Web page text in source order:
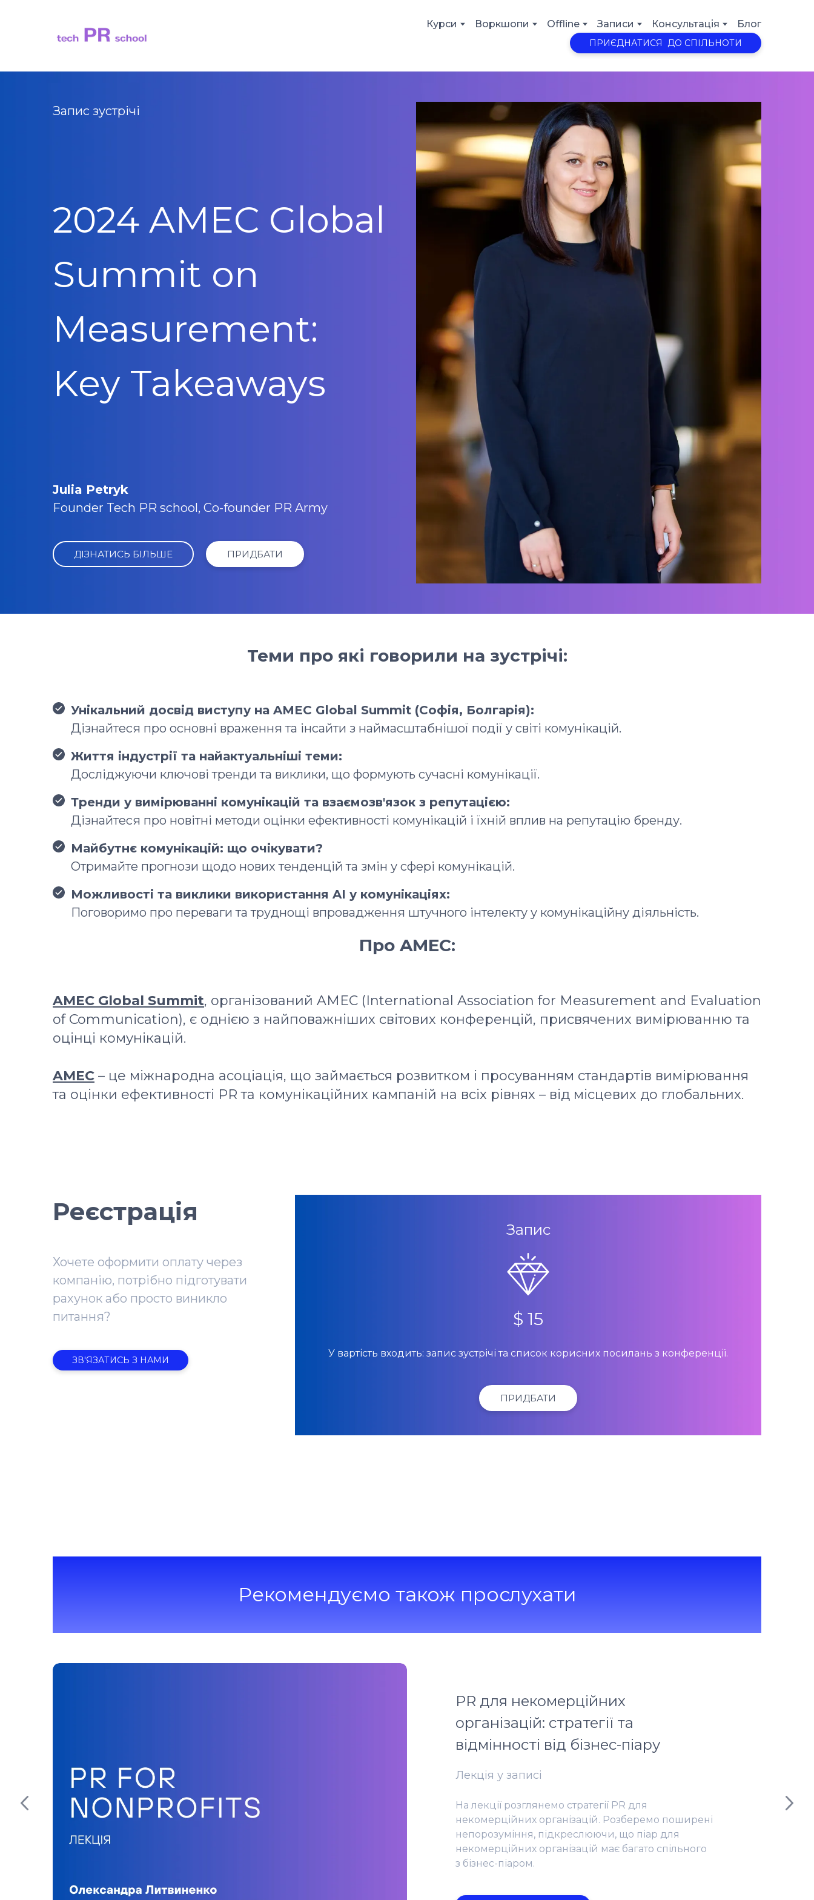
Курси Воркшопи Offline Записи Консультація Блог
ПРИЄДНАТИСЯ ДО СПІЛЬНОТИ
Запис зустрічі
2024 AMEC Global
Summit on
Measurement:
Key Takeaways
Julia Petryk
Founder Tech PR school, Co-founder PR Army
ДІЗНАТИСЬ БІЛЬШЕ ПРИДБАТИ
Теми про які говорили на зустрічі:
Унікальний досвід виступу на AMEC Global Summit (Софія, Болгарія):
Дізнайтеся про основні враження та інсайти з наймасштабнішої події у світі комунікацій.
Життя індустрії та найактуальніші теми:
Досліджуючи ключові тренди та виклики, що формують сучасні комунікації.
Тренди у вимірюванні комунікацій та взаємозв'язок з репутацією:
Дізнайтеся про новітні методи оцінки ефективності комунікацій і їхній вплив на репутацію бренду.
Майбутнє комунікацій: що очікувати?
Отримайте прогнози щодо нових тенденцій та змін у сфері комунікацій.
Можливості та виклики використання AI у комунікаціях:
Поговоримо про переваги та труднощі впровадження штучного інтелекту у комунікаційну діяльність.
Про AMEC:
AMEC Global Summit, організований AMEC (International Association for Measurement and Evaluation
of Communication), є однією з найповажніших світових конференцій, присвячених вимірюванню та
оцінці комунікацій.
AMEC – це міжнародна асоціація, що займається розвитком і просуванням стандартів вимірювання
та оцінки ефективності PR та комунікаційних кампаній на всіх рівнях – від місцевих до глобальних.
Реєстрація
Хочете оформити оплату через
компанію, потрібно підготувати
рахунок або просто виникло
питання?
ЗВ'ЯЗАТИСЬ З НАМИ
Запис
$ 15
У вартість входить: запис зустрічі та список корисних посилань з конференції.
ПРИДБАТИ
Рекомендуємо також прослухати
PR для некомерційних
організацій: стратегії та
відмінності від бізнес-піару
Лекція у записі
На лекції розглянемо стратегії PR для
некомерційних організацій. Розберемо поширені
непорозуміння, підкреслюючи, що піар для
некомерційних організацій має багато спільного
з бізнес-піаром.